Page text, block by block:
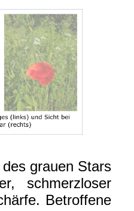
grauen Stars
schmerzloser
Betroffene